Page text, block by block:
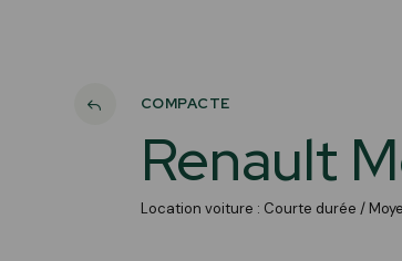
COMPACTE
Renault
Location voiture : Courte durée /